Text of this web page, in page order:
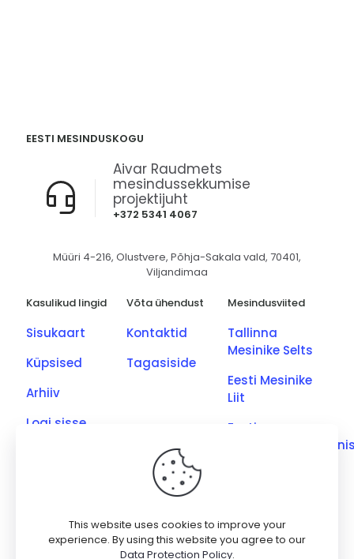
EESTI MESINDUSKOGU
+372 5341 4067
Aivar Raudmets
mesindussekkumise
projektijuht
Müüri 4-216, Olustvere, Põhja-Sakala vald, 70401,
Viljandimaa
Kasulikud lingid
Sisukaart
Küpsised
Arhiiv
Logi sisse
Võta ühendust
Kontaktid
Tagasiside
Mesindusviited
Tallinna
Mesinike Selts
Eesti Mesinike
Liit
Eesti
Saaremaa
Meetootjate
This website uses cookies to improve your
experience. By using this website you agree to our
Data Protection Policy.